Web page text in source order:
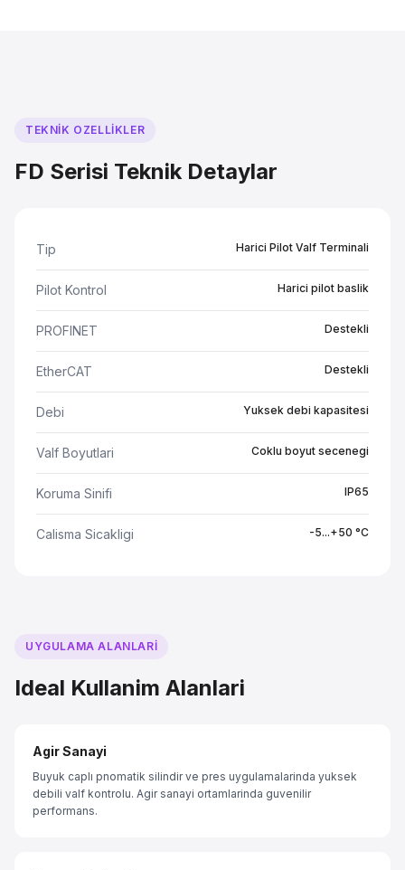
TEKNIK OZELLIKLER
FD Serisi Teknik Detaylar
Tip Harici Pilot Valf Terminali
Pilot Kontrol Harici pilot baslik
PROFINET Destekli
EtherCAT Destekli
Debi Yuksek debi kapasitesi
Valf Boyutlari Coklu boyut secenegi
Koruma Sinifi IP65
Calisma Sicakligi -5...+50 °C
UYGULAMA ALANLARI
Ideal Kullanim Alanlari
Agir Sanayi
Buyuk caplı pnomatik silindir ve pres uygulamalarinda yuksek
debili valf kontrolu. Agir sanayi ortamlarinda guvenilir
performans.